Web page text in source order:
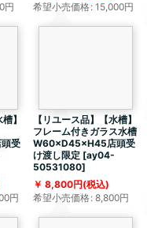
円
希望小売価格: 15,000円
】
受
円
【リユース品】【水槽】
フレーム付きガラス水槽
W60×D45×H45店頭受
け渡し限定 [ay04-
50531080]
8,800円(税込)
希望小売価格: 8,800円